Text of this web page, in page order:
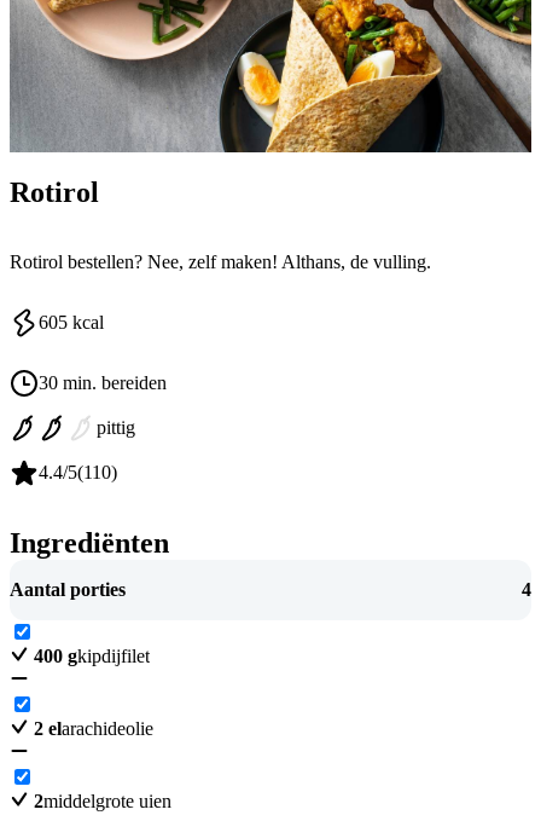
Rotirol
Rotirol bestellen? Nee, zelf maken! Althans, de vulling.
605 kcal
30 min. bereiden
pittig
4.4/5(110)
Ingrediënten
Aantal porties 4
400 gkipdijfilet
2 elarachideolie
2middelgrote uien